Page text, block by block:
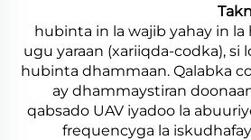
1. hubinta in la wajib yahay in
ugu yaraan (xariiqda-codka), si
hubinta dhammaan. Qalabka
ay dhammaystiran
qabsado UAV iyadoo la
frequencyga la